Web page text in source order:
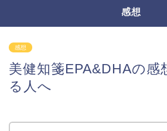
感想
感想
美健知箋EPA&DHAの感
る人へ